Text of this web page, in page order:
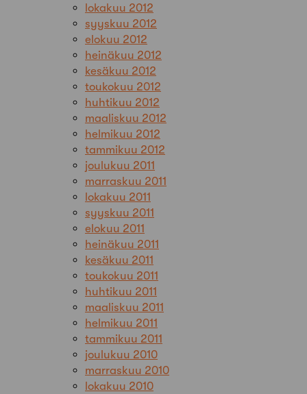
lokakuu 2012
syyskuu 2012
elokuu 2012
heinäkuu 2012
kesäkuu 2012
toukokuu 2012
huhtikuu 2012
maaliskuu 2012
helmikuu 2012
tammikuu 2012
joulukuu 2011
marraskuu 2011
lokakuu 2011
syyskuu 2011
elokuu 2011
heinäkuu 2011
kesäkuu 2011
toukokuu 2011
huhtikuu 2011
maaliskuu 2011
helmikuu 2011
tammikuu 2011
joulukuu 2010
marraskuu 2010
lokakuu 2010